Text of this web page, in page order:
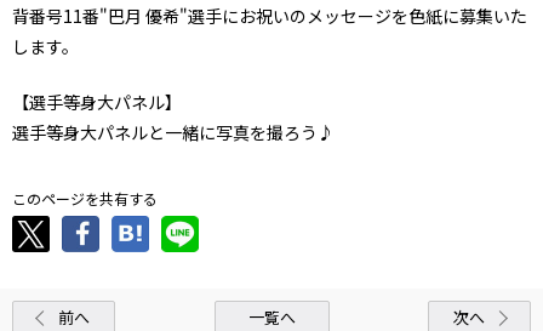
背番号11番"巴月 優希"選手にお祝いのメッセージを色紙に募集いた
します。
【選手等身大パネル】
選手等身大パネルと一緒に写真を撮ろう♪
このページを共有する
前へ 一覧へ 次へ